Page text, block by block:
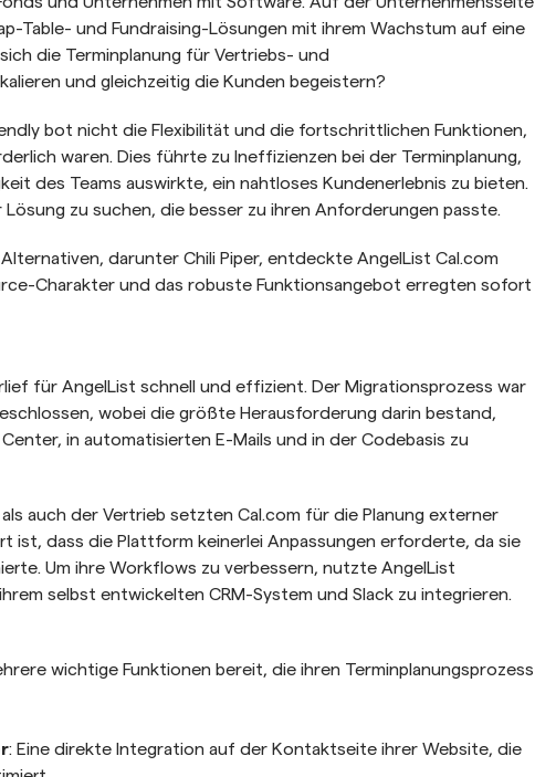
Table- und Fundraising-Lösungen mit ihrem Wachstum auf eine
die Terminplanung für Vertriebs- und
und gleichzeitig die Kunden begeistern?
bot nicht die Flexibilität und die fortschrittlichen Funktionen,
waren. Dies führte zu Ineffizienzen bei der Terminplanung,
des Teams auswirkte, ein nahtloses Kundenerlebnis zu bieten.
Lösung zu suchen, die besser zu ihren Anforderungen passte.
darunter Chili Piper, entdeckte AngelList Cal.com
Charakter und das robuste Funktionsangebot erregten sofort
für AngelList schnell und effizient. Der Migrationsprozess war
wobei die größte Herausforderung darin bestand,
in automatisierten E-Mails und in der Codebasis zu
auch der Vertrieb setzten Cal.com für die Planung externer
ist, dass die Plattform keinerlei Anpassungen erforderte, da sie
Um ihre Workflows zu verbessern, nutzte AngelList
selbst entwickelten CRM-System und Slack zu integrieren.
wichtige Funktionen bereit, die ihren Terminplanungsprozess
: Eine direkte Integration auf der Kontaktseite ihrer Website, die